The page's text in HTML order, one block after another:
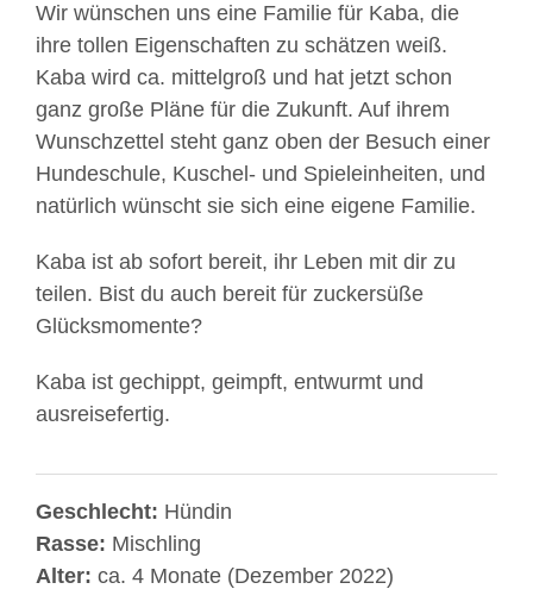
Wir wünschen uns eine Familie für Kaba, die
ihre tollen Eigenschaften zu schätzen weiß.
Kaba wird ca. mittelgroß und hat jetzt schon
ganz große Pläne für die Zukunft. Auf ihrem
Wunschzettel steht ganz oben der Besuch einer
Hundeschule, Kuschel- und Spieleinheiten, und
natürlich wünscht sie sich eine eigene Familie.
Kaba ist ab sofort bereit, ihr Leben mit dir zu
teilen. Bist du auch bereit für zuckersüße
Glücksmomente?
Kaba ist gechippt, geimpft, entwurmt und
ausreisefertig.
Geschlecht: Hündin
Rasse: Mischling
Alter: ca. 4 Monate (Dezember 2022)